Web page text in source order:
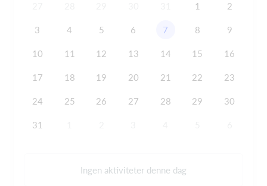
1 2
3 4 5 6 7 8 9
10 11 12 13 14 15 16
17 18 19 20 21 22 23
24 25 26 27 28 29 30
31
Ingen aktiviteter denne dag